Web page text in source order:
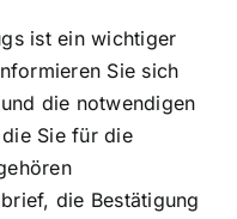
ist ein wichtiger
Sie sich
die notwendigen
Sie für die
die Bestätigung